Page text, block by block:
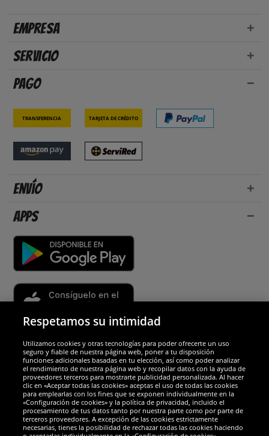
Empresa
Servicio
Pago
Transferencia Tarjeta de crédito
Envío
Apps
Socios y seguridad
Galardones
Respetamos su intimidad
Utilizamos cookies y otras tecnologías para poder ofrecerte un uso
seguro y fiable de nuestra página web, poner a tu disposición
funciones adicionales basadas en tu elección, así como poder analizar
el rendimiento de nuestra página web y recopilar datos con la ayuda de
proveedores terceros para mostrarte publicidad personalizada. Al hacer
clic en «Aceptar todas las cookies» aceptas el uso de todas las cookies
para emplearlas con los fines que se exponen individualmente en la
«Configuración de cookies» y la política de privacidad, incluido el
procesamiento de tus datos tanto por nuestra parte como por parte de
terceros proveedores. A excepción de las cookies estrictamente
necesarias, tienes la posibilidad de rechazar todas las cookies haciendo